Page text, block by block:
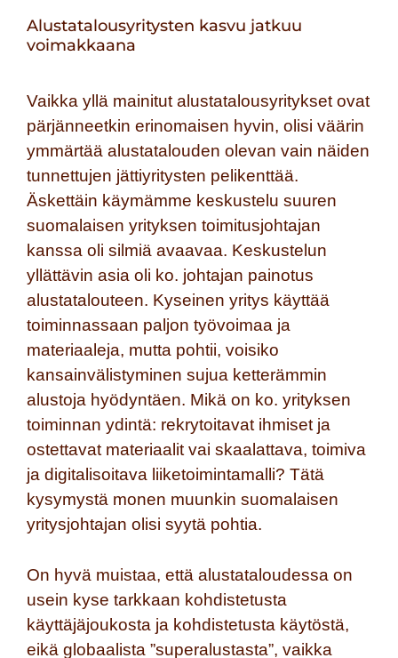
Alustatalousyritysten kasvu jatkuu
voimakkaana
Vaikka yllä mainitut alustatalousyritykset ovat
pärjänneetkin erinomaisen hyvin, olisi väärin
ymmärtää alustatalouden olevan vain näiden
tunnettujen jättiyritysten pelikenttää.
Äskettäin käymämme keskustelu suuren
suomalaisen yrityksen toimitusjohtajan
kanssa oli silmiä avaavaa. Keskustelun
yllättävin asia oli ko. johtajan painotus
alustatalouteen. Kyseinen yritys käyttää
toiminnassaan paljon työvoimaa ja
materiaaleja, mutta pohtii, voisiko
kansainvälistyminen sujua ketterämmin
alustoja hyödyntäen. Mikä on ko. yrityksen
toiminnan ydintä: rekrytoitavat ihmiset ja
ostettavat materiaalit vai skaalattava, toimiva
ja digitalisoitava liiketoimintamalli? Tätä
kysymystä monen muunkin suomalaisen
yritysjohtajan olisi syytä pohtia.
On hyvä muistaa, että alustataloudessa on
usein kyse tarkkaan kohdistetusta
käyttäjäjoukosta ja kohdistetusta käytöstä,
eikä globaalista ”superalustasta”, vaikka